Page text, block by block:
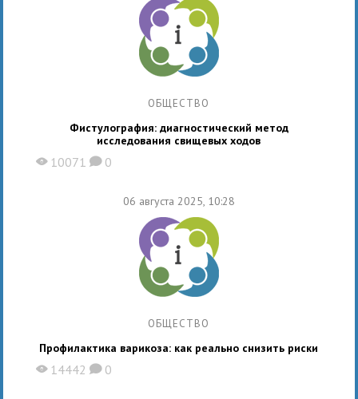
ОБЩЕСТВО
Фистулография: диагностический метод
исследования свищевых ходов
X 10071 K 0
06 августа 2025, 10:28
ОБЩЕСТВО
Профилактика варикоза: как реально снизить риски
X 14442 K 0